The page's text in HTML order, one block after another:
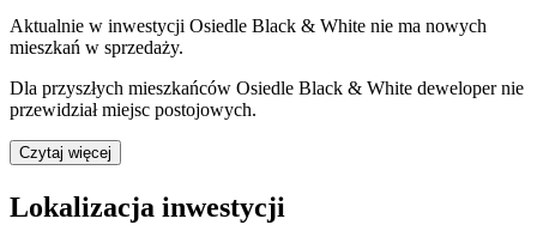
Aktualnie w inwestycji Osiedle Black & White nie ma nowych
mieszkań w sprzedaży.
Dla przyszłych mieszkańców Osiedle Black & White deweloper nie
przewidział miejsc postojowych.
Czytaj więcej
Lokalizacja inwestycji